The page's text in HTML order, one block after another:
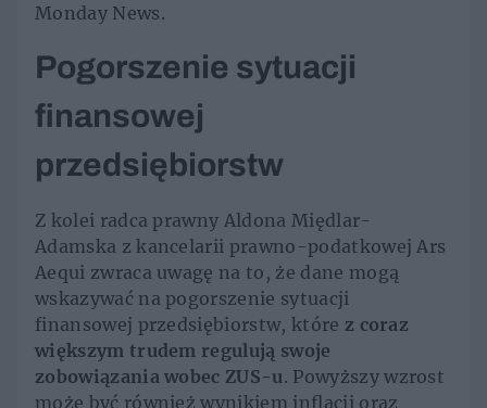
Monday News.
Pogorszenie sytuacji
finansowej
przedsiębiorstw
Z kolei radca prawny Aldona Międlar-
Adamska z kancelarii prawno-podatkowej Ars
Aequi zwraca uwagę na to, że dane mogą
wskazywać na pogorszenie sytuacji
finansowej przedsiębiorstw, które z coraz
większym trudem regulują swoje
zobowiązania wobec ZUS-u. Powyższy wzrost
może być również wynikiem inflacji oraz